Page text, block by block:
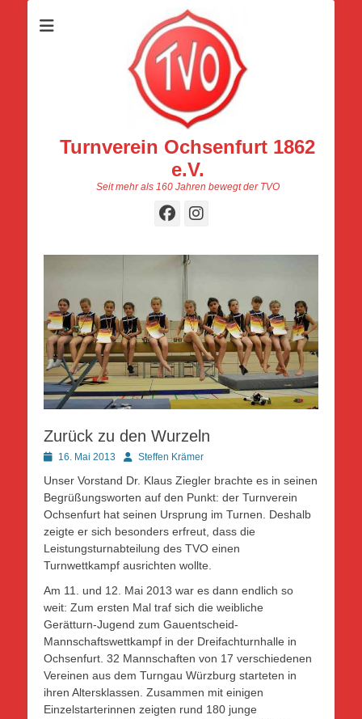
Turnverein Ochsenfurt 1862
e.V.
Seit mehr als 160 Jahren bewegt der TVO
Facebook
Instagram
Zurück zu den Wurzeln
Posted16. Mai 2013 AutorSteffen Krämer
Unser Vorstand Dr. Klaus Ziegler brachte es in seinen
Begrüßungsworten auf den Punkt: der Turnverein
Ochsenfurt hat seinen Ursprung im Turnen. Deshalb
zeigte er sich besonders erfreut, dass die
Leistungsturnabteilung des TVO einen
Turnwettkampf ausrichten wollte.
Am 11. und 12. Mai 2013 war es dann endlich so
weit: Zum ersten Mal traf sich die weibliche
Gerätturn-Jugend zum Gauentscheid-
Mannschaftswettkampf in der Dreifachturnhalle in
Ochsenfurt. 32 Mannschaften von 17 verschiedenen
Vereinen aus dem Turngau Würzburg starteten in
ihren Altersklassen. Zusammen mit einigen
Einzelstarterinnen zeigten rund 180 junge